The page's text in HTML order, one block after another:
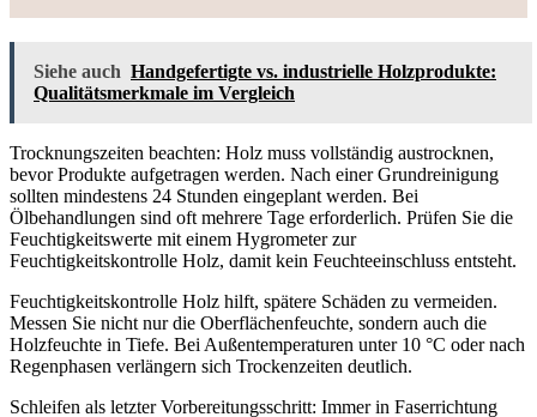
Siehe auch Handgefertigte vs. industrielle Holzprodukte:
Qualitätsmerkmale im Vergleich
Trocknungszeiten beachten: Holz muss vollständig austrocknen,
bevor Produkte aufgetragen werden. Nach einer Grundreinigung
sollten mindestens 24 Stunden eingeplant werden. Bei
Ölbehandlungen sind oft mehrere Tage erforderlich. Prüfen Sie die
Feuchtigkeitswerte mit einem Hygrometer zur
Feuchtigkeitskontrolle Holz, damit kein Feuchteeinschluss entsteht.
Feuchtigkeitskontrolle Holz hilft, spätere Schäden zu vermeiden.
Messen Sie nicht nur die Oberflächenfeuchte, sondern auch die
Holzfeuchte in Tiefe. Bei Außentemperaturen unter 10 °C oder nach
Regenphasen verlängern sich Trockenzeiten deutlich.
Schleifen als letzter Vorbereitungsschritt: Immer in Faserrichtung